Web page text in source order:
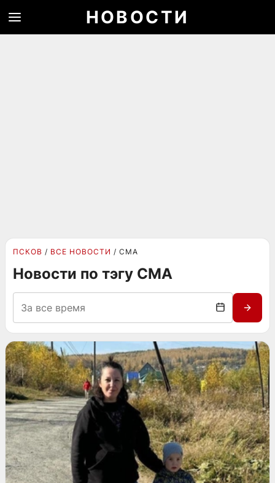
НОВОСТИ
ПСКОВ ВСЕ НОВОСТИ СМА
Новости по тэгу СМА